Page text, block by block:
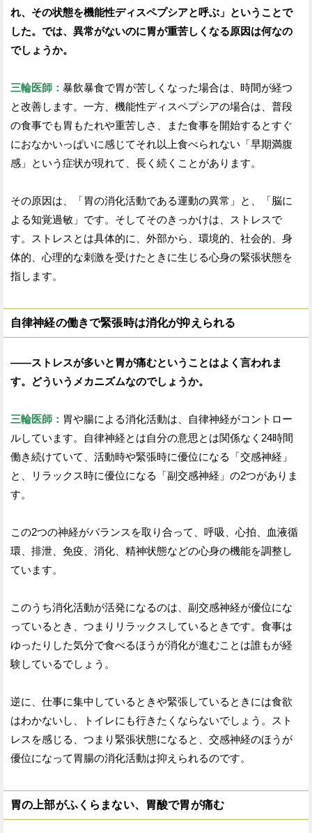
れ、その状態を機能性ディスペプシアと呼ぶ」ということで
した。では、異常がないのに胃が重苦しくなる原因は何なの
でしょうか。
三輪医師： 暴飲暴食で胃が苦しくなった場合は、時間が経つ
と改善します。一方、機能性ディスペプシアの場合は、普段
の食事でも胃もたれや重苦しさ、また食事を開始するとすぐ
におなかいっぱいに感じてそれ以上食べられない「早期満腹
感」という症状が現れて、長く続くことがあります。
その原因は、「胃の消化活動である運動の異常」と、「脳に
よる知覚過敏」です。そしてそのきっかけは、ストレスで
す。ストレスとは具体的に、外部から、環境的、社会的、身
体的、心理的な刺激を受けたときに生じる心身の緊張状態を
指します。
自律神経の働きで緊張時は消化が抑えられる
——ストレスが多いと胃が痛むということはよく言われま
す。どういうメカニズムなのでしょうか。
三輪医師： 胃や腸による消化活動は、自律神経がコントロー
ルしています。自律神経とは自分の意思とは関係なく24時間
働き続けていて、活動時や緊張時に優位になる「交感神経」
と、リラックス時に優位になる「副交感神経」の2つがありま
す。
この2つの神経がバランスを取り合って、呼吸、心拍、血液循
環、排泄、免疫、消化、精神状態などの心身の機能を調整し
ています。
このうち消化活動が活発になるのは、副交感神経が優位にな
っているとき、つまりリラックスしているときです。食事は
ゆったりした気分で食べるほうが消化が進むことは誰もが経
験しているでしょう。
逆に、仕事に集中しているときや緊張しているときには食欲
はわかないし、トイレにも行きたくならないでしょう。スト
レスを感じる、つまり緊張状態になると、交感神経のほうが
優位になって胃腸の消化活動は抑えられるのです。
胃の上部がふくらまない、胃酸で胃が痛む